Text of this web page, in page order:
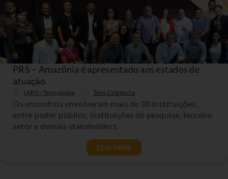
PRS – Amazônia é apresentado aos estados de
atuação
IABS - Tecnologia Sem Categoria
Os encontros envolveram mais de 30 instituições,
entre poder público, instituições de pesquisa, terceiro
setor e demais stakeholders
LEIA MAIS